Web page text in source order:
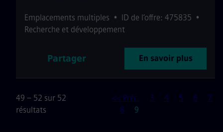
Emplacements multiples • ID de l’offre: 475835 •
Recherche et développement
Partager En savoir plus
49 – 52 sur 52
résultats
<< Préc. 3 4 5 6
7
8
Page
9